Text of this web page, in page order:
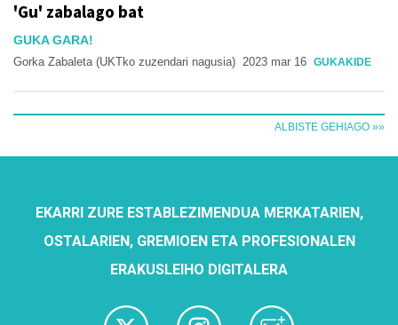
'Gu' zabalago bat
GUKA GARA!
Gorka Zabaleta (UKTko zuzendari nagusia) 2023 mar 16 GUKAKIDE
ALBISTE GEHIAGO »»
EKARRI ZURE ESTABLEZIMENDUA MERKATARIEN,
OSTALARIEN, GREMIOEN ETA PROFESIONALEN
ERAKUSLEIHO DIGITALERA